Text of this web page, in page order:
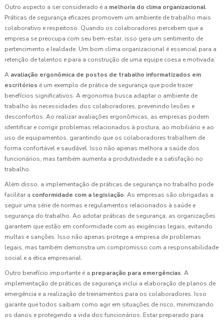
Outro aspecto a ser considerado é a melhoria do clima organizacional.
Práticas de segurança eficazes promovem um ambiente de trabalho mais
colaborativo e respeitoso. Quando os colaboradores percebem que a
empresa se preocupa com seu bem-estar, isso gera um sentimento de
pertencimento e lealdade. Um bom clima organizacional é essencial para a
retenção de talentos e para a construção de uma equipe coesa e motivada.
A avaliação ergonômica de postos de trabalho informatizados em
escritórios é um exemplo de prática de segurança que pode trazer
benefícios significativos. A ergonomia busca adaptar o ambiente de
trabalho às necessidades dos colaboradores, prevenindo lesões e
desconfortos. Ao realizar avaliações ergonômicas, as empresas podem
identificar e corrigir problemas relacionados à postura, ao mobiliário e ao
uso de equipamentos, garantindo que os colaboradores trabalhem de
forma confortável e saudável. Isso não apenas melhora a saúde dos
funcionários, mas também aumenta a produtividade e a satisfação no
trabalho.
Além disso, a implementação de práticas de segurança no trabalho pode
facilitar a conformidade com a legislação. As empresas são obrigadas a
seguir uma série de normas e regulamentos relacionados à saúde e
segurança do trabalho. Ao adotar práticas de segurança, as organizações
garantem que estão em conformidade com as exigências legais, evitando
multas e sanções. Isso não apenas protege a empresa de problemas
legais, mas também demonstra um compromisso com a responsabilidade
social e a ética empresarial.
Outro benefício importante é a preparação para emergências. A
implementação de práticas de segurança inclui a elaboração de planos de
emergência e a realização de treinamentos para os colaboradores. Isso
garante que todos saibam como agir em situações de risco, minimizando
os danos e protegendo a vida dos funcionários. Estar preparado para